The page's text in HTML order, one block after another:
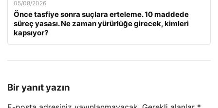
05/08/2026
Önce tasfiye sonra suçlara erteleme. 10 maddede
süreç yasası. Ne zaman yürürlüğe girecek, kimleri
kapsıyor?
Bir yanıt yazın